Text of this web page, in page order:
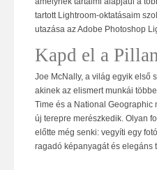
tartott Lightroom-oktatásaim
utazása az Adobe Photoshop
Kapd el a
Joe McNally, a világ egyik első
akinek az elismert munkái
Time és a National
új terepre merészkedik. Olyan
előtte még senki: vegyíti egy
ragadó képanyagát és elegáns